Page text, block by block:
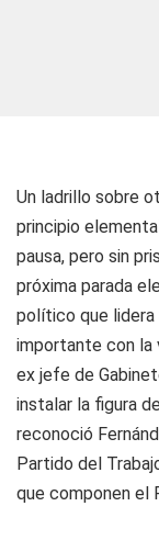
Un ladrillo sobre
principio
pausa, pero sin
próxima parada
político que lidera
importante con la
ex jefe de
instalar la figura
reconoció
Partido del
que componen el